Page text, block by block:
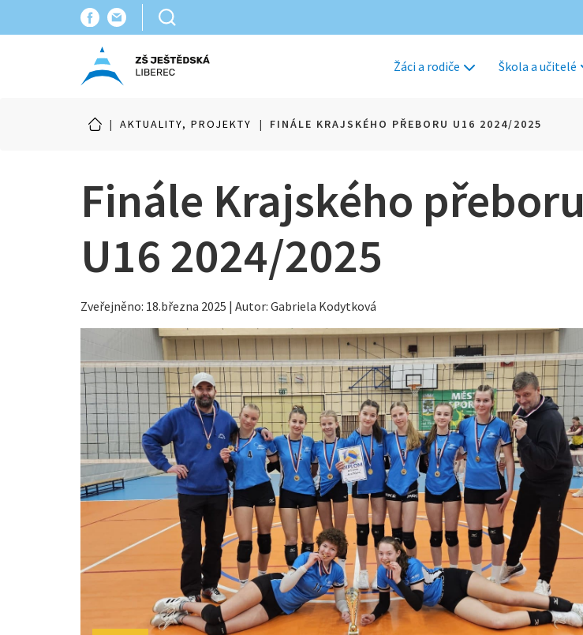
Žáci a rodiče Škola a učitelé
| AKTUALITY, PROJEKTY | FINÁLE KRAJSKÉHO PŘEBORU U16 2024/2025
Finále Krajského přeboru
U16 2024/2025
Zveřejněno: 18.března 2025 | Autor: Gabriela Kodytková